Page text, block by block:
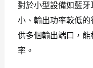
對於小型設備如藍
小、輸出功率較低
供多個輸出端口，
率。